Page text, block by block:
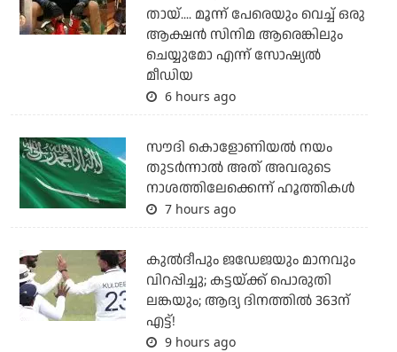
തായ്.... മൂന്ന് പേരെയും വെച്ച് ഒരു
ആക്ഷന്‍ സിനിമ ആരെങ്കിലും
ചെയ്യുമോ എന്ന് സോഷ്യല്‍
മീഡിയ
6 hours ago
സൗദി കൊളോണിയല്‍ നയം
തുടര്‍ന്നാല്‍ അത് അവരുടെ
നാശത്തിലേക്കെന്ന് ഹൂത്തികള്‍
7 hours ago
കുല്‍ദീപും ജഡേജയും മാനവും
വിറപ്പിച്ചു; കട്ടയ്ക്ക് പൊരുതി
ലങ്കയും; ആദ്യ ദിനത്തില്‍ 363ന്
എട്ട്!
9 hours ago